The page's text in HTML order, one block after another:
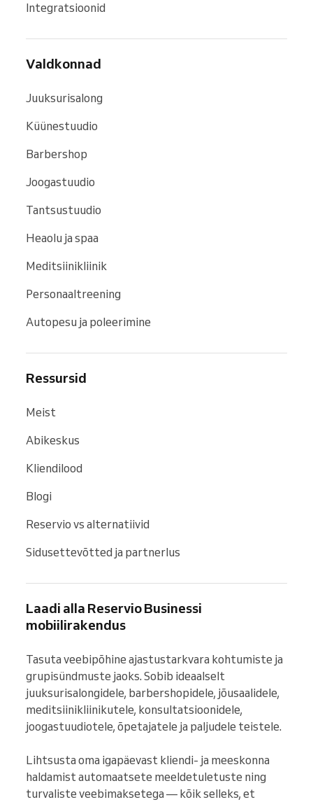
Integratsioonid
Valdkonnad
Juuksurisalong
Küünestuudio
Barbershop
Joogastuudio
Tantsustuudio
Heaolu ja spaa
Meditsiinikliinik
Personaaltreening
Autopesu ja poleerimine
Ressursid
Meist
Abikeskus
Kliendilood
Blogi
Reservio vs alternatiivid
Sidusettevõtted ja partnerlus
Laadi alla Reservio Businessi
mobiilirakendus
Tasuta veebipõhine ajastustarkvara kohtumiste ja
grupisündmuste jaoks. Sobib ideaalselt
juuksurisalongidele, barbershopidele, jõusaalidele,
meditsiinikliinikutele, konsultatsioonidele,
joogastuudiotele, õpetajatele ja paljudele teistele.
Lihtsusta oma igapäevast kliendi- ja meeskonna
haldamist automaatsete meeldetuletuste ning
turvaliste veebimaksetega — kõik selleks, et